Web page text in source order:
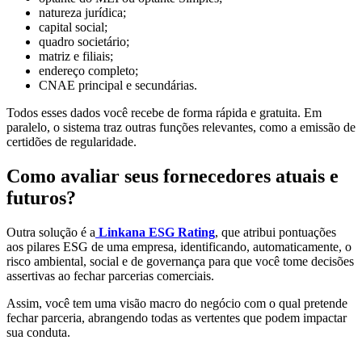
natureza jurídica;
capital social;
quadro societário;
matriz e filiais;
endereço completo;
CNAE principal e secundárias.
Todos esses dados você recebe de forma rápida e gratuita. Em
paralelo, o sistema traz outras funções relevantes, como a emissão de
certidões de regularidade.
Como avaliar seus fornecedores atuais e
futuros?
Outra solução é a Linkana ESG Rating, que atribui pontuações
aos pilares ESG de uma empresa, identificando, automaticamente, o
risco ambiental, social e de governança para que você tome decisões
assertivas ao fechar parcerias comerciais.
Assim, você tem uma visão macro do negócio com o qual pretende
fechar parceria, abrangendo todas as vertentes que podem impactar
sua conduta.